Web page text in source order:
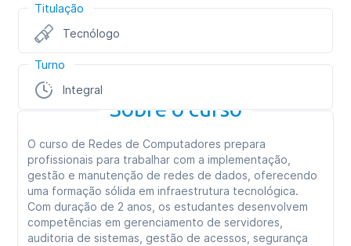
Titulação
Tecnólogo
Turno
Integral
Sobre o curso
O curso de Redes de Computadores prepara
profissionais para trabalhar com a implementação,
gestão e manutenção de redes de dados, oferecendo
uma formação sólida em infraestrutura tecnológica.
Com duração de 2 anos, os estudantes desenvolvem
competências em gerenciamento de servidores,
auditoria de sistemas, gestão de acessos, segurança